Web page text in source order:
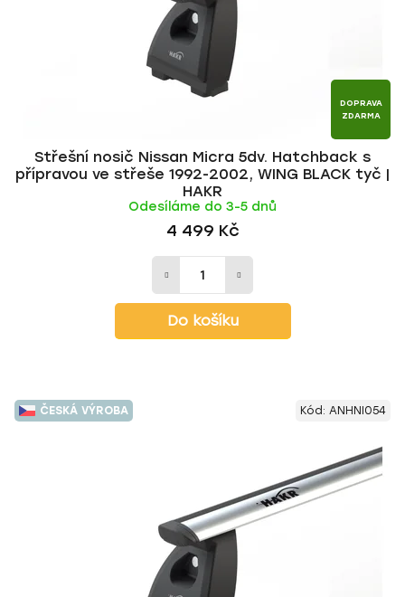
DOPRAVA
ZDARMA
Střešní nosič Nissan Micra 5dv. Hatchback s
přípravou ve střeše 1992-2002, WING BLACK tyč |
HAKR
Odesíláme do 3-5 dnů
4 499 Kč
Do košíku
ČESKÁ VÝROBA Kód: ANHNI054